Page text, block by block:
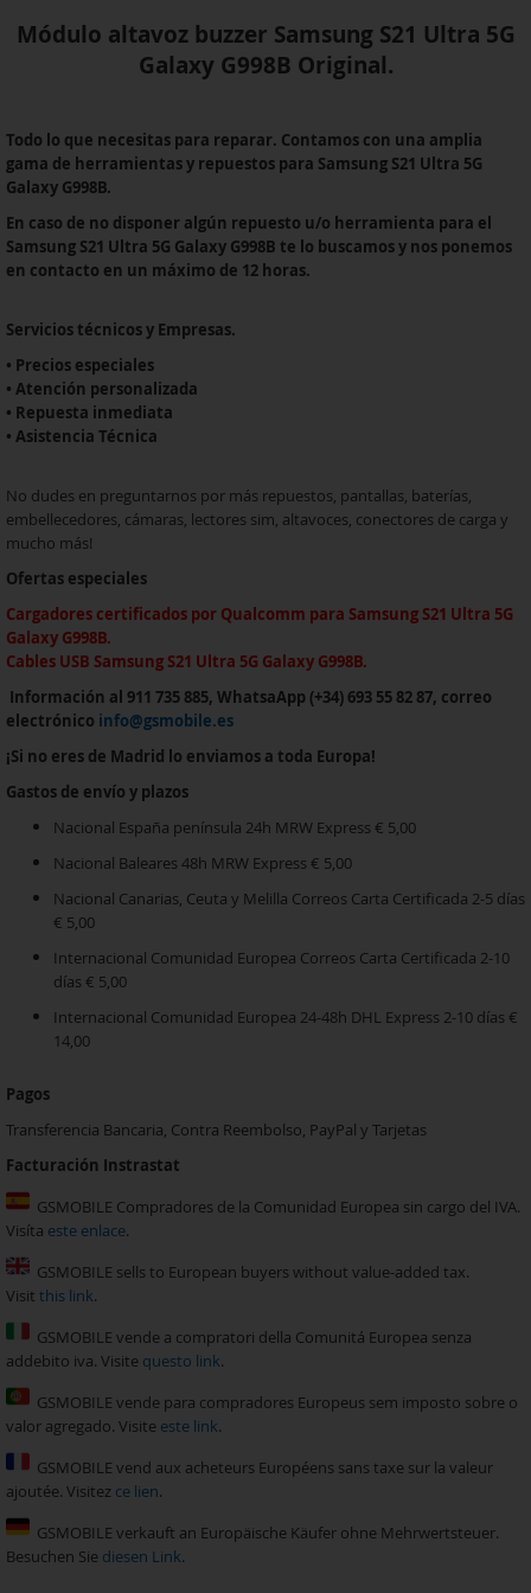
Módulo altavoz buzzer Samsung S21 Ultra 5G
Galaxy G998B Original.
Todo lo que necesitas para reparar. Contamos con una amplia
gama de herramientas y repuestos para Samsung S21 Ultra 5G
Galaxy G998B.
En caso de no disponer algún repuesto u/o herramienta para el
Samsung S21 Ultra 5G Galaxy G998B te lo buscamos y nos ponemos
en contacto en un máximo de 12 horas.
Servicios técnicos y Empresas.
• Precios especiales
• Atención personalizada
• Repuesta inmediata
• Asistencia Técnica
No dudes en preguntarnos por más repuestos, pantallas, baterías,
embellecedores, cámaras, lectores sim, altavoces, conectores de carga y
mucho más!
Ofertas especiales
Cargadores certificados por Qualcomm para Samsung S21 Ultra 5G
Galaxy G998B.
Cables USB Samsung S21 Ultra 5G Galaxy G998B.
Información al 911 735 885, WhatsaApp (+34) 693 55 82 87, correo
electrónico info@gsmobile.es
¡Si no eres de Madrid lo enviamos a toda Europa!
Gastos de envío y plazos
Nacional España península 24h MRW Express € 5,00
Nacional Baleares 48h MRW Express € 5,00
Nacional Canarias, Ceuta y Melilla Correos Carta Certificada 2-5 días
€ 5,00
Internacional Comunidad Europea Correos Carta Certificada 2-10
días € 5,00
Internacional Comunidad Europea 24-48h DHL Express 2-10 días €
14,00
Pagos
Transferencia Bancaria, Contra Reembolso, PayPal y Tarjetas
Facturación Instrastat
GSMOBILE Compradores de la Comunidad Europea sin cargo del IVA.
Visíta este enlace.
GSMOBILE sells to European buyers without value-added tax.
Visit this link.
GSMOBILE vende a compratori della Comunitá Europea senza
addebito iva. Visite questo link.
GSMOBILE vende para compradores Europeus sem imposto sobre o
valor agregado. Visite este link.
GSMOBILE vend aux acheteurs Européens sans taxe sur la valeur
ajoutée. Visitez ce lien.
GSMOBILE verkauft an Europäische Käufer ohne Mehrwertsteuer.
Besuchen Sie diesen Link.